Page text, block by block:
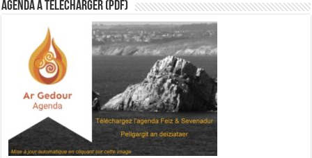
Agenda à télécharger (PDF)